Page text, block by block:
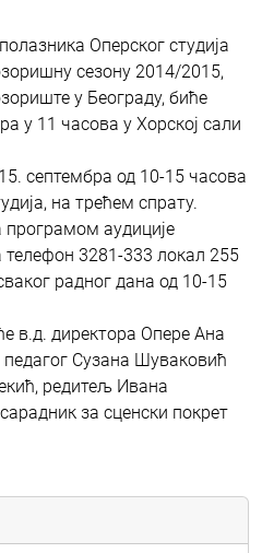
Оперског студија
сезону 2014/2015,
у Београду, биће
у 11 часова у Хорској сали
септембра од 10-15 часова
на трећем спрату.
аудиције
3281-333 локал 255
радног дана од 10-15
в.д. директора Опере Ана
Сузана Шуваковић
редитељ Ивана
за сценски покрет